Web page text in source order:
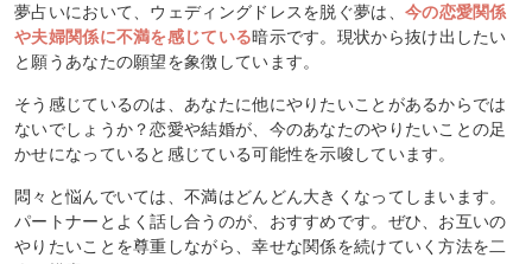
夢占いにおいて、ウェディングドレスを脱ぐ夢は、 今の恋愛関係
や夫婦関係に不満を感じている暗示です。現状から抜け出したい
と願うあなたの願望を象徴しています。
そう感じているのは、あなたに他にやりたいことがあるからでは
ないでしょうか？恋愛や結婚が、今のあなたのやりたいことの足
かせになっていると感じている可能性を示唆しています。
悶々と悩んでいては、不満はどんどん大きくなってしまいます。
パートナーとよく話し合うのが、おすすめです。ぜひ、お互いの
やりたいことを尊重しながら、幸せな関係を続けていく方法を二